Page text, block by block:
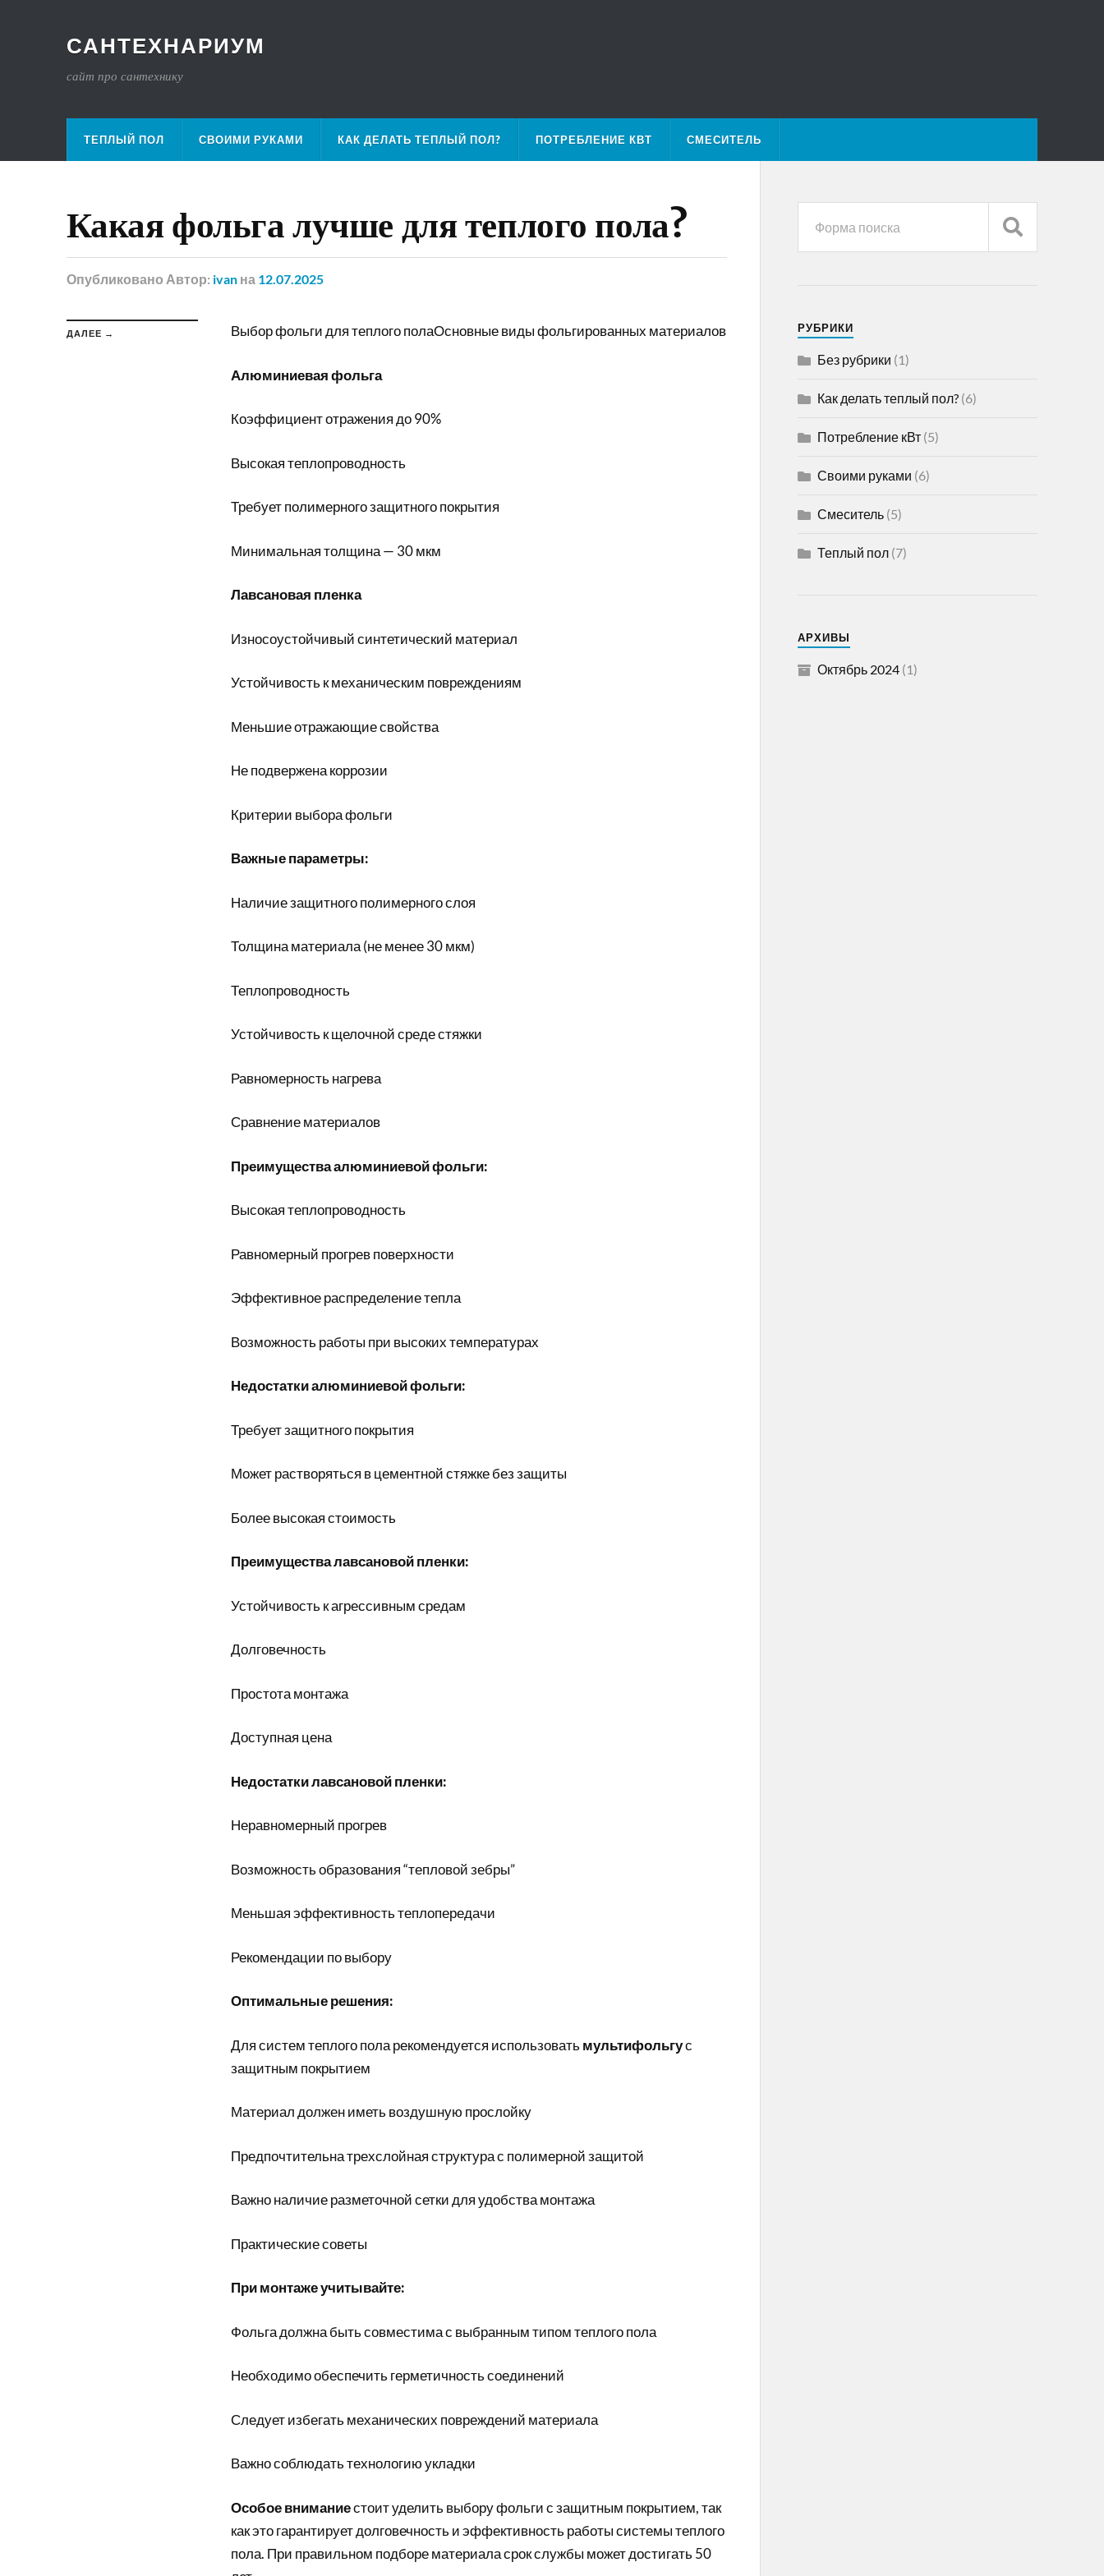
САНТЕХНАРИУМ
сайт про сантехнику
ТЕПЛЫЙ ПОЛ СВОИМИ РУКАМИ КАК ДЕЛАТЬ ТЕПЛЫЙ ПОЛ? ПОТРЕБЛЕНИЕ КВТ СМЕСИТЕЛЬ
Какая фольга лучше для теплого пола?
Опубликовано Автор: ivan на 12.07.2025
ДАЛЕЕ → Выбор фольги для теплого полаОсновные виды фольгированных материалов
Алюминиевая фольга
Коэффициент отражения до 90%
Высокая теплопроводность
Требует полимерного защитного покрытия
Минимальная толщина — 30 мкм
Лавсановая пленка
Износоустойчивый синтетический материал
Устойчивость к механическим повреждениям
Меньшие отражающие свойства
Не подвержена коррозии
Критерии выбора фольги
Важные параметры:
Наличие защитного полимерного слоя
Толщина материала (не менее 30 мкм)
Теплопроводность
Устойчивость к щелочной среде стяжки
Равномерность нагрева
Сравнение материалов
Преимущества алюминиевой фольги:
Высокая теплопроводность
Равномерный прогрев поверхности
Эффективное распределение тепла
Возможность работы при высоких температурах
Недостатки алюминиевой фольги:
Требует защитного покрытия
Может растворяться в цементной стяжке без защиты
Более высокая стоимость
Преимущества лавсановой пленки:
Устойчивость к агрессивным средам
Долговечность
Простота монтажа
Доступная цена
Недостатки лавсановой пленки:
Неравномерный прогрев
Возможность образования “тепловой зебры”
Меньшая эффективность теплопередачи
Рекомендации по выбору
Оптимальные решения:
Для систем теплого пола рекомендуется использоватьмультифольгус
защитным покрытием
Материал должен иметь воздушную прослойку
Предпочтительна трехслойная структура с полимерной защитой
Важно наличие разметочной сетки для удобства монтажа
Практические советы
При монтаже учитывайте:
Фольга должна быть совместима с выбранным типом теплого пола
Необходимо обеспечить герметичность соединений
Следует избегать механических повреждений материала
Важно соблюдать технологию укладки
Особое вниманиестоит уделить выбору фольги с защитным покрытием, так
как это гарантирует долговечность и эффективность работы системы теплого
пола. При правильном подборе материала срок службы может достигать 50
РУБРИКИ
Без рубрики (1)
Как делать теплый пол?(6)
Потребление кВт(5)
Своими руками (6)
Смеситель(5)
Теплый пол(7)
АРХИВЫ
Октябрь 2024(1)